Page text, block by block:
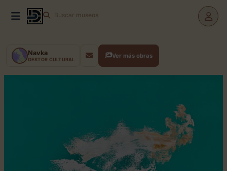
Buscar museos
Navka
GESTOR CULTURAL
Ver más obras